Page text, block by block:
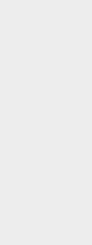
müssen
sinnvollerweise
Hinweise:
des sonstigen
Wert.